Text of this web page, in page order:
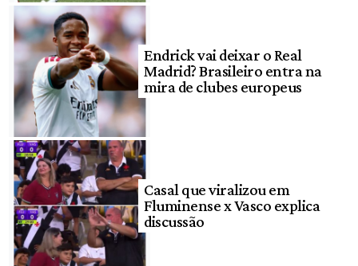
Endrick vai deixar o Real
Madrid? Brasileiro entra na
mira de clubes europeus
Casal que viralizou em
Fluminense x Vasco explica
discussão